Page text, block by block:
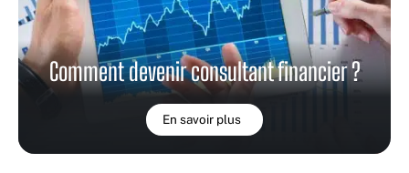
Comment devenir consultant financier ?
En savoir plus